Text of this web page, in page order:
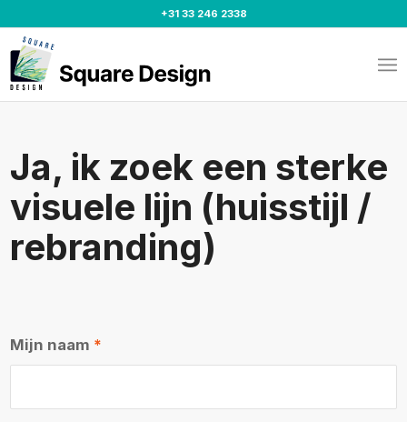
+31 33 246 2338
Ja, ik zoek een sterke
visuele lijn (huisstijl /
rebranding)
Mijn naam *